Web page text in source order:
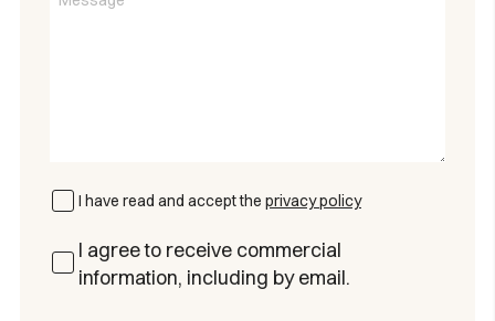
I have read and accept the privacy policy
I agree to receive commercial
information, including by email.